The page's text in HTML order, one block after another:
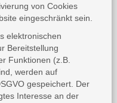
von Cookies
eingeschränkt sein.
elektronischen
Bereitstellung
Funktionen (z.B.
werden auf
gespeichert. Der
Interesse an der